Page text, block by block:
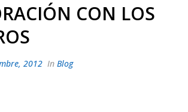
CON LOS
2012 In Blog